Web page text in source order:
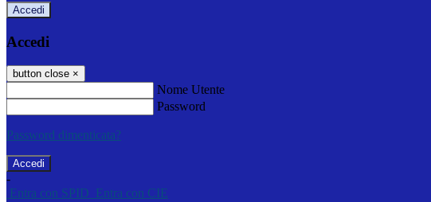
Accedi
Accedi
button close ×
Nome Utente
Password
Password dimenticata?
-
Entra con SPID Entra con CIE